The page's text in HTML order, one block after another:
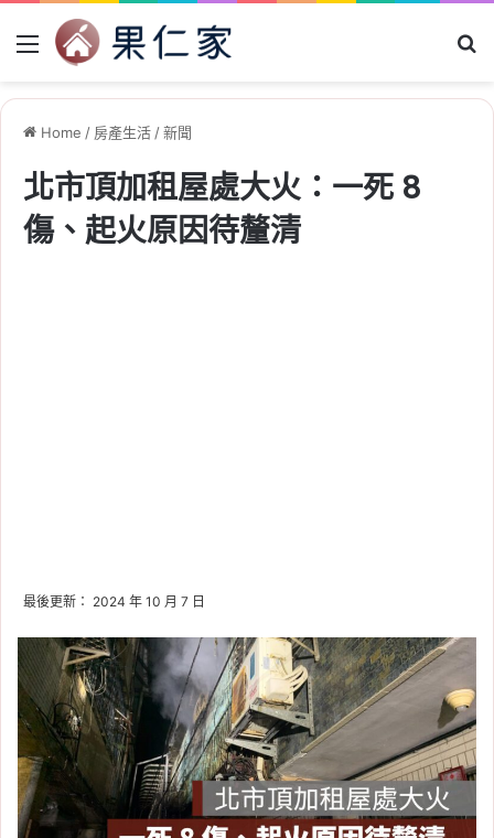
Menu
Home / 房產生活/新聞
北市頂加租屋處大火：一死 8
傷、起火原因待釐清
最後更新： 2024 年 10 月 7 日